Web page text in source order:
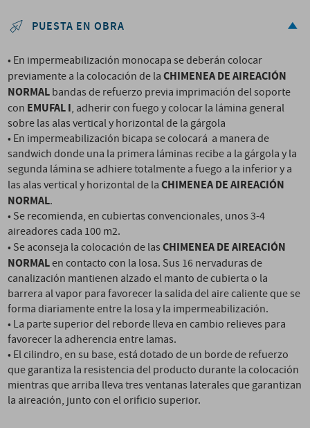
PUESTA EN OBRA
• En impermeabilización monocapa se deberán colocar
previamente a la colocación de laCHIMENEA DE AIREACIÓN
NORMALbandas de refuerzo previa imprimación del soporte
con EMUFAL I, adherir con fuego y colocar la lámina general
sobre las alas vertical y horizontal de la gárgola
• En impermeabilización bicapa se colocará a manera de
sandwich donde una la primera láminas recibe a la gárgola y la
segunda lámina se adhiere totalmente a fuego a la inferior y a
las alas vertical y horizontal de laCHIMENEA DE AIREACIÓN
NORMAL.
• Se recomienda, en cubiertas convencionales, unos 3-4
aireadores cada 100 m2.
• Se aconseja la colocación de lasCHIMENEA DE AIREACIÓN
NORMALen contacto con la losa. Sus 16 nervaduras de
canalización mantienen alzado el manto de cubierta o la
barrera al vapor para favorecer la salida del aire caliente que se
forma diariamente entre la losa y la impermeabilización.
• La parte superior del reborde lleva en cambio relieves para
favorecer la adherencia entre lamas.
• El cilindro, en su base, está dotado de un borde de refuerzo
que garantiza la resistencia del producto durante la colocación
mientras que arriba lleva tres ventanas laterales que garantizan
la aireación, junto con el orificio superior.